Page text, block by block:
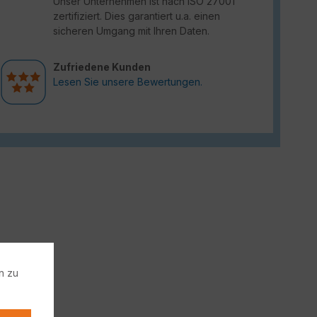
zertifiziert. Dies garantiert u.a. einen
sicheren Umgang mit Ihren Daten.
Zufriedene Kunden
Lesen Sie unsere Bewertungen.
zu